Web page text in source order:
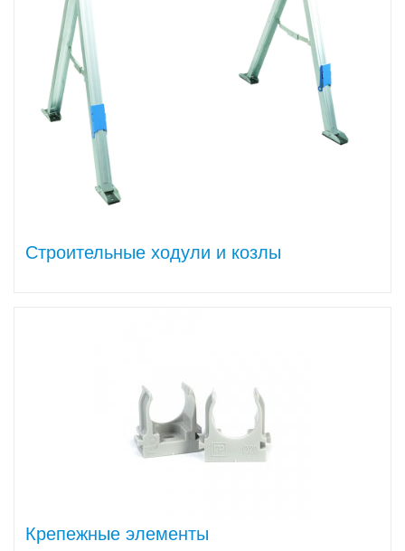
Строительные ходули и козлы
Крепежные элементы